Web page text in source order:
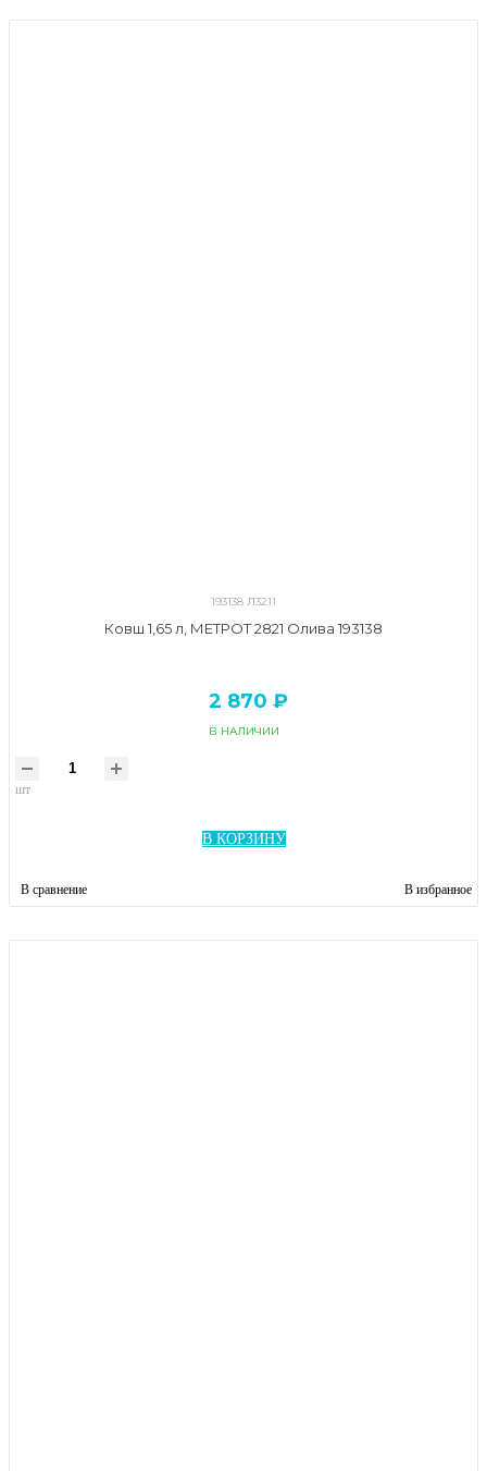
193138 Л3211
Ковш 1,65 л, МЕТРОТ 2821 Олива 193138
2 870 ₽
В НАЛИЧИИ
шт
В КОРЗИНУ
В сравнение В избранное